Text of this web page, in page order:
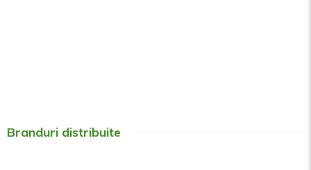
Branduri distribuite